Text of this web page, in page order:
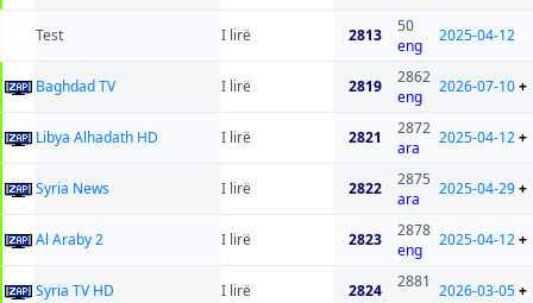
Test I lirë 2813
50
eng
2025-04-12
Baghdad TV I lirë 2819
2862
eng
2026-07-10+
Libya Alhadath HD I lirë 2821
2872
ara
2025-04-12+
Syria News I lirë 2822
2875
ara
2025-04-29+
Al Araby 2 I lirë 2823
2878
eng
2025-04-12+
Syria TV HD I lirë 2824 2881 2026-03-05+